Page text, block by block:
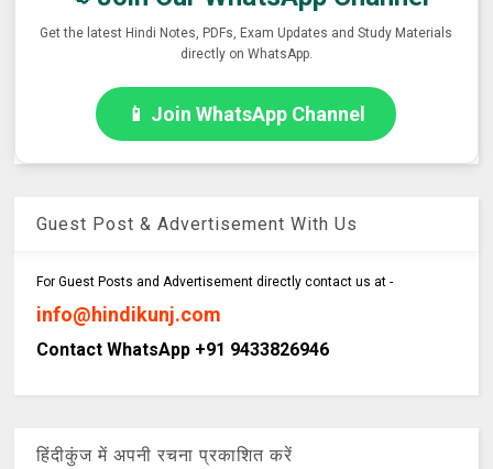
Get the latest Hindi Notes, PDFs, Exam Updates and Study Materials
directly on WhatsApp.
📱 Join WhatsApp Channel
Guest Post & Advertisement With Us
For Guest Posts and Advertisement directly contact us at -
info@hindikunj.com
Contact WhatsApp +91 9433826946
हिंदीकुंज में अपनी रचना प्रकाशित करें